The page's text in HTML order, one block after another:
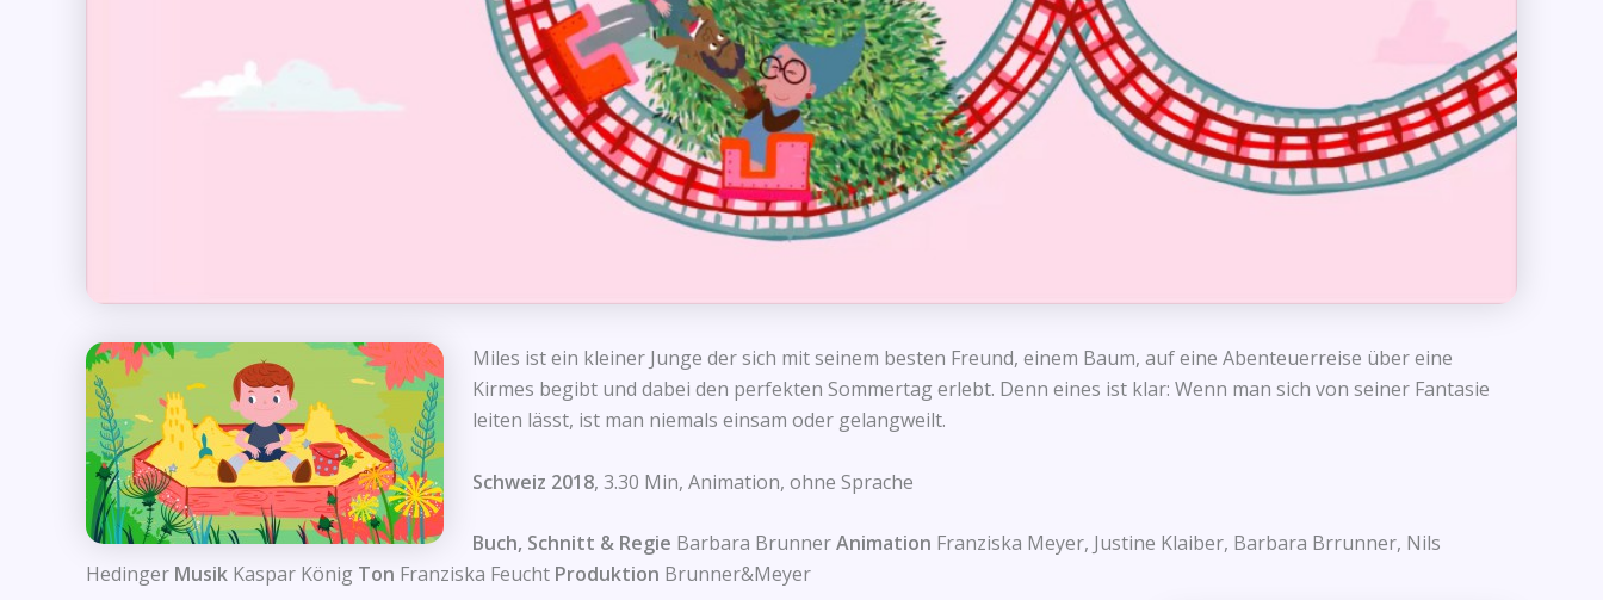
Miles ist ein kleiner Junge der sich mit seinem besten Freund, einem Baum, auf eine Abenteuerreise über eine
Kirmes begibt und dabei den perfekten Sommertag erlebt. Denn eines ist klar: Wenn man sich von seiner Fantasie
leiten lässt, ist man niemals einsam oder gelangweilt.
Schweiz 2018, 3.30 Min, Animation, ohne Sprache
Buch, Schnitt & Regie Barbara BrunnerAnimation Franziska Meyer, Justine Klaiber, Barbara Brrunner, Nils
Hedinger Musik Kaspar König Ton Franziska Feucht Produktion Brunner&Meyer